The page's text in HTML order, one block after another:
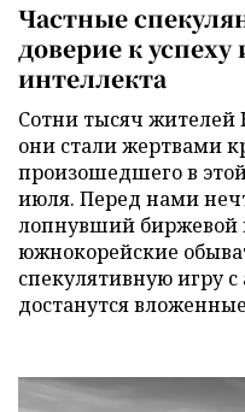
Частные
доверие к успеху
интеллекта
Сотни тысяч
они стали жертвами
произошедшего в
июля. Перед нами
лопнувший биржевой
южнокорейские
спекулятивную игру
достанутся